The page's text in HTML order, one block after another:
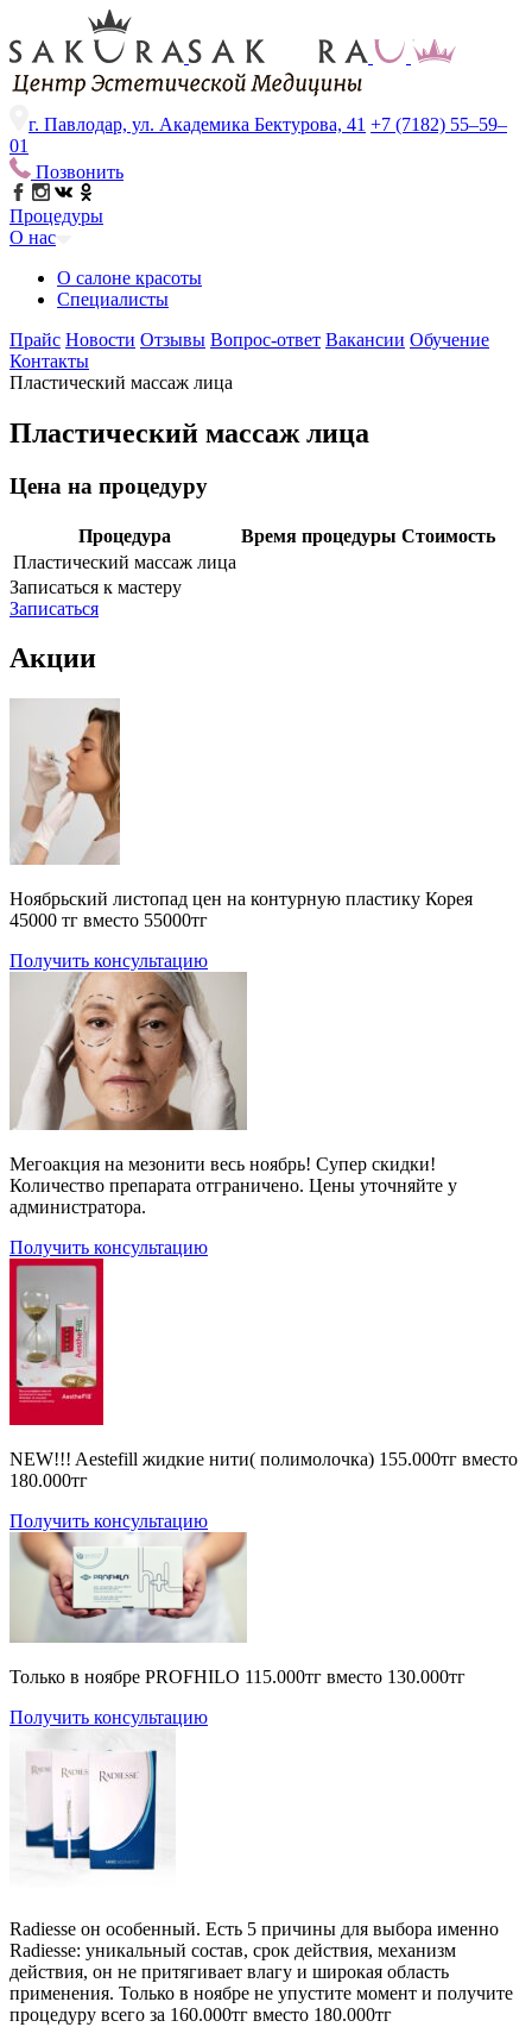
г. Павлодар, ул. Академика Бектурова, 41 +7 (7182) 55–59–
01
Позвонить
Процедуры
О нас
О салоне красоты
Специалисты
Прайс Новости Отзывы Вопрос-ответ Вакансии Обучение
Контакты
Пластический массаж лица
Пластический массаж лица
Цена на процедуру
Процедура Время процедуры Стоимость
Пластический массаж лица
Записаться к мастеру
Записаться
Акции
Ноябрьский листопад цен на контурную пластику Корея
45000 тг вместо 55000тг
Получить консультацию
Мегоакция на мезонити весь ноябрь! Супер скидки!
Количество препарата отграничено. Цены уточняйте у
администратора.
Получить консультацию
NEW!!! Aestefill жидкие нити( полимолочка) 155.000тг вместо
180.000тг
Получить консультацию
Только в ноябре PROFHILO 115.000тг вместо 130.000тг
Получить консультацию
Radiesse он особенный. Есть 5 причины для выбора именно
Radiesse: уникальный состав, срок действия, механизм
действия, он не притягивает влагу и широкая область
применения. Только в ноябре не упустите момент и получите
процедуру всего за 160.000тг вместо 180.000тг